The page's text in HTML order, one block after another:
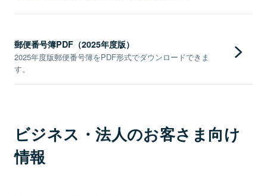
郵便番号簿PDF（2025年度版）
2025年度版郵便番号簿をPDF形式でダウンロードできま
す。
ビジネス・法人のお客さま向け
情報